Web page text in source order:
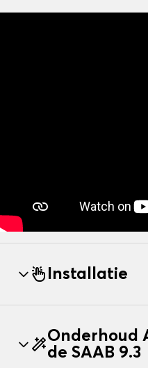
Installatie
Onderhoud
de SAAB 9.3